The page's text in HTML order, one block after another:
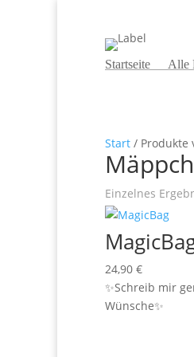
Startseite Alle
Start / Produkte
Einzelnes
24,90 €
✨Schreib mir
Wünsche✨